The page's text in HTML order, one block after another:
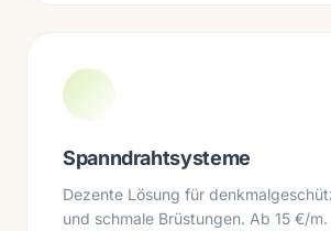
Spanndrahtsysteme
Dezente Lösung für
und schmale Brüstungen. Ab 15 €/m.